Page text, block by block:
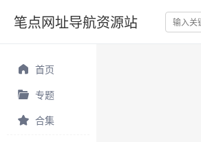
笔点网址导航资源站
首页
专题
合集